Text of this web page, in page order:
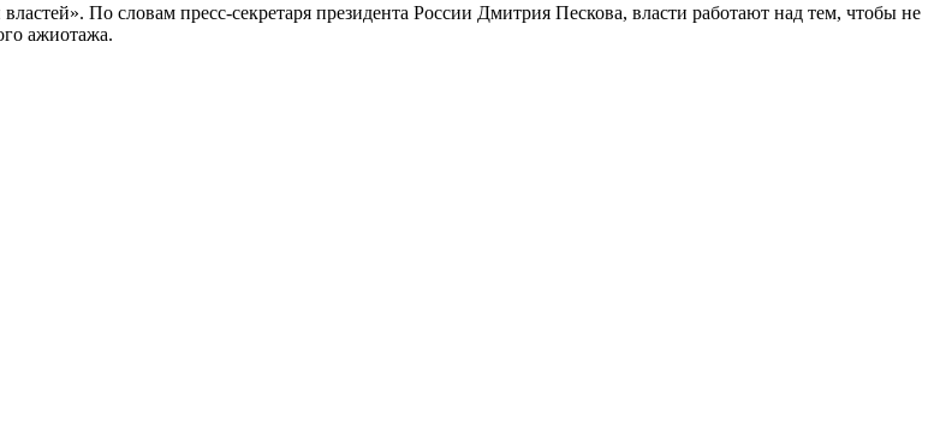
По словам пресс-секретаря президента России Дмитрия Пескова, власти работают над тем, чтобы не
ажиотажа.